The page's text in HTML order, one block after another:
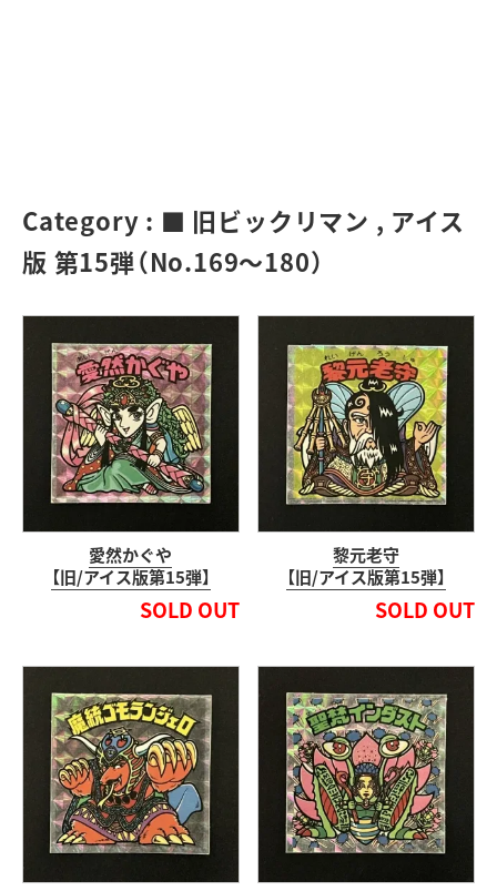
Category : ■ 旧ビックリマン , アイス
版 第15弾（No.169～180）
愛然かぐや
【旧/アイス版第15弾】
SOLD OUT
黎元老守
【旧/アイス版第15弾】
SOLD OUT